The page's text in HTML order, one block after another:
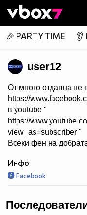
👾
🎉 PARTY TIME
user12
От много отдавна не
https://
в youtube "
https://
view_as=subscriber "
Всеки фен на
▂ ▃ ▄ ▅ ▆ ▇ █
Follow on instagram
Един от най-добрите
Инфо
Facebook